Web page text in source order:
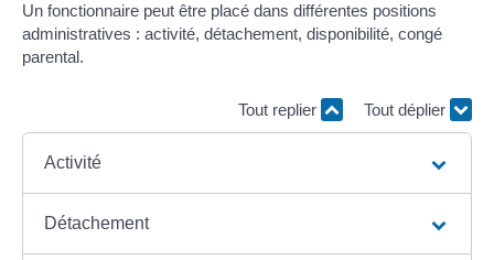
Un fonctionnaire peut être placé dans différentes positions
administratives : activité, détachement, disponibilité, congé
parental.
Tout replier Tout déplier
Activité
Détachement